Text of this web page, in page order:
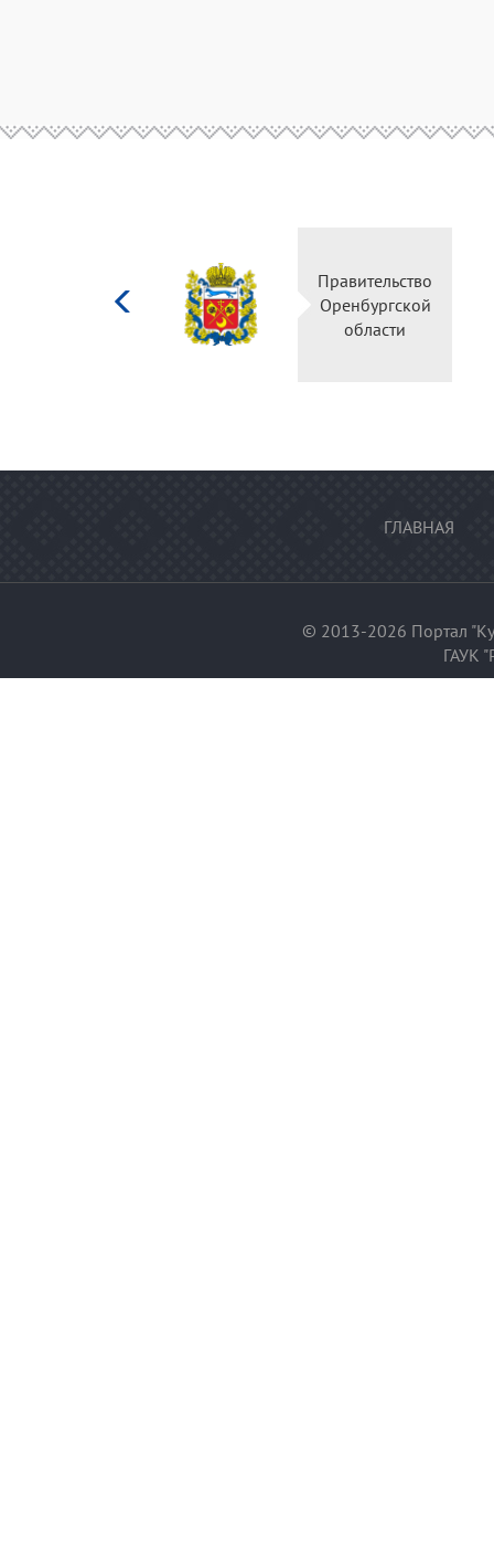
Правительство
Оренбургской
области
ГЛАВНАЯ
© 2013-2026 Портал
ГАУК